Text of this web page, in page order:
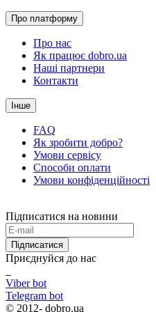
Про платформу
Про нас
Як працює dobro.ua
Наші партнери
Контакти
Інше
FAQ
Як зробити добро?
Умови сервісу
Способи оплати
Умови конфіденційності
Підписатися на новини
Підписатися
Приєднуйся до нас
Viber bot
Telegram bot
© 2012- dobro.ua